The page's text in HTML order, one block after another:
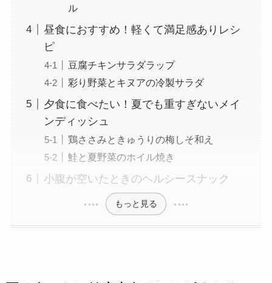
ル
昼食におすすめ！軽くて満足感ありレシ
ピ
豆腐チキンサラダラップ
彩り野菜とキヌアの冷製サラダ
夕食に食べたい！夏でも重すぎないメイ
ンディッシュ
鶏ささみときゅうりの梅しそ和え
鮭と夏野菜のホイル焼き
小腹が空いたときのヘルシースナック
もっと見る